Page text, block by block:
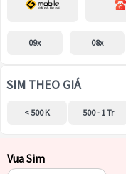
09x 08x
SIM THEO GIÁ
< 500 K 500 - 1 Tr
Vua Sim